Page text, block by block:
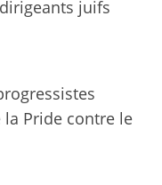
juifs
Pride contre le